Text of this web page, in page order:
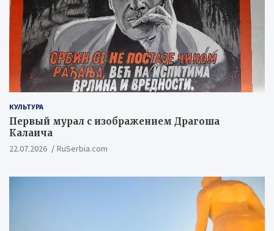
КУЛЬТУРА
Первый мурал с изображением Драгоша
Калаича
22.07.2026 RuSerbia.com